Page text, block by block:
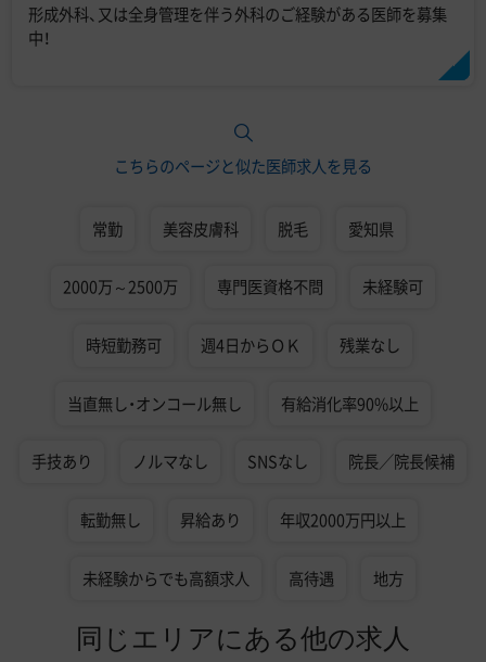
形成外科、又は全身管理を伴う外科のご経験がある医師を募集
中！
こちらのページと似た医師求人を見る
常勤 美容皮膚科 脱毛 愛知県
2000万～2500万 専門医資格不問 未経験可
時短勤務可 週4日からＯＫ 残業なし
当直無し・オンコール無し 有給消化率90%以上
手技あり ノルマなし SNSなし 院長／院長候補
転勤無し 昇給あり 年収2000万円以上
未経験からでも高額求人 高待遇 地方
同じエリアにある他の求人